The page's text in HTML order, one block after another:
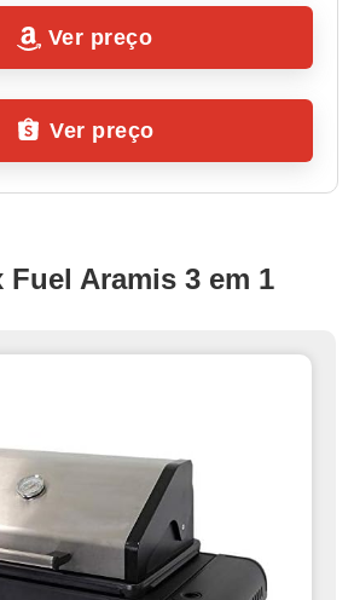
Ver preço
Ver preço
Fuel Aramis 3 em 1